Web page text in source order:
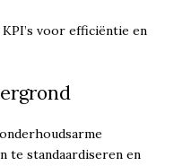
voor efficiëntie en
te standaardiseren en